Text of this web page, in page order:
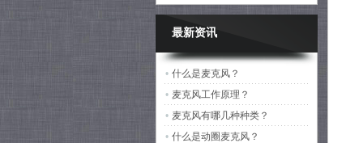
MG6840
工作电流：
1000mA
功耗：12W
射
MG8300
接收机参数:
工作频率：
470&mdash;&mda
sh;960MHz
调制方式：宽带
最新资讯
• 什么是麦克风？
• 麦克风工作原理？
• 麦克风有哪几种种类？
• 什么是动圈麦克风？